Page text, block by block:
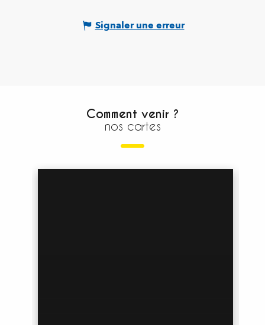
Signaler une erreur
Comment venir ?
nos cartes